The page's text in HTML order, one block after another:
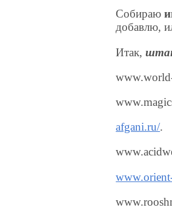
Собираю
добавлю,
Итак,
afgani.ru/.